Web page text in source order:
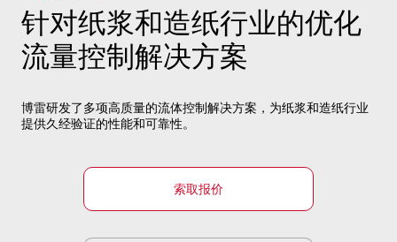
针对纸浆和造纸行业的优化
流量控制解决方案
博雷研发了多项高质量的流体控制解决方案，为纸浆和造纸行业
提供久经验证的性能和可靠性。
索取报价